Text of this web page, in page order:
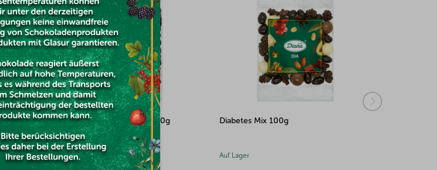
Diabetes Mix 100g
Auf Lager
Aprikosen mit Erdbeerjoghurt
Auf Lager